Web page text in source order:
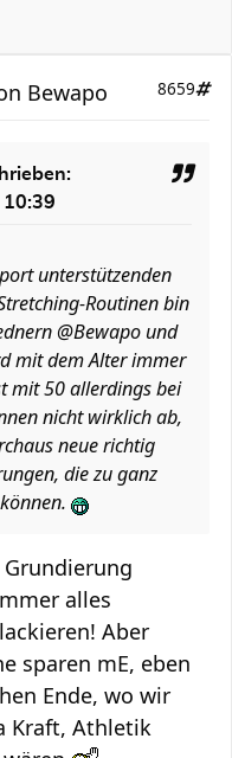
8659
Bewapo
unterstützenden
Routinen bin
@Bewapo und
mit dem Alter immer
mit 50 allerdings bei
nicht wirklich ab,
neue richtig
die zu ganz
alles
Aber
sparen mE, eben
Ende, wo wir
Kraft, Athletik